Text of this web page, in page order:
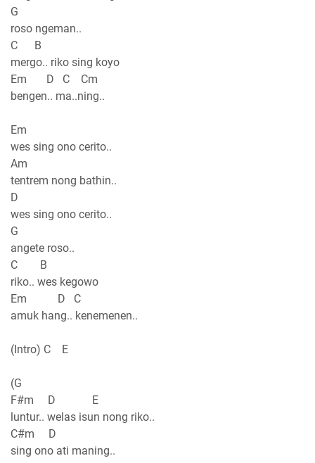
G
roso ngeman..
C B
mergo.. riko sing koyo
Em D C Cm
bengen.. ma..ning..
Em
wes sing ono cerito..
Am
tentrem nong bathin..
D
wes sing ono cerito..
G
angete roso..
C B
riko.. wes kegowo
Em D C
amuk hang.. kenemenen..
(Intro) C E
(G
F#m D E
luntur.. welas isun nong riko..
C#m D
sing ono ati maning..